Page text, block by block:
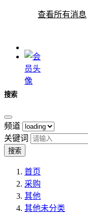
查看所有消息
搜索
频道
关键词
搜索
首页
采购
其他
其他未分类